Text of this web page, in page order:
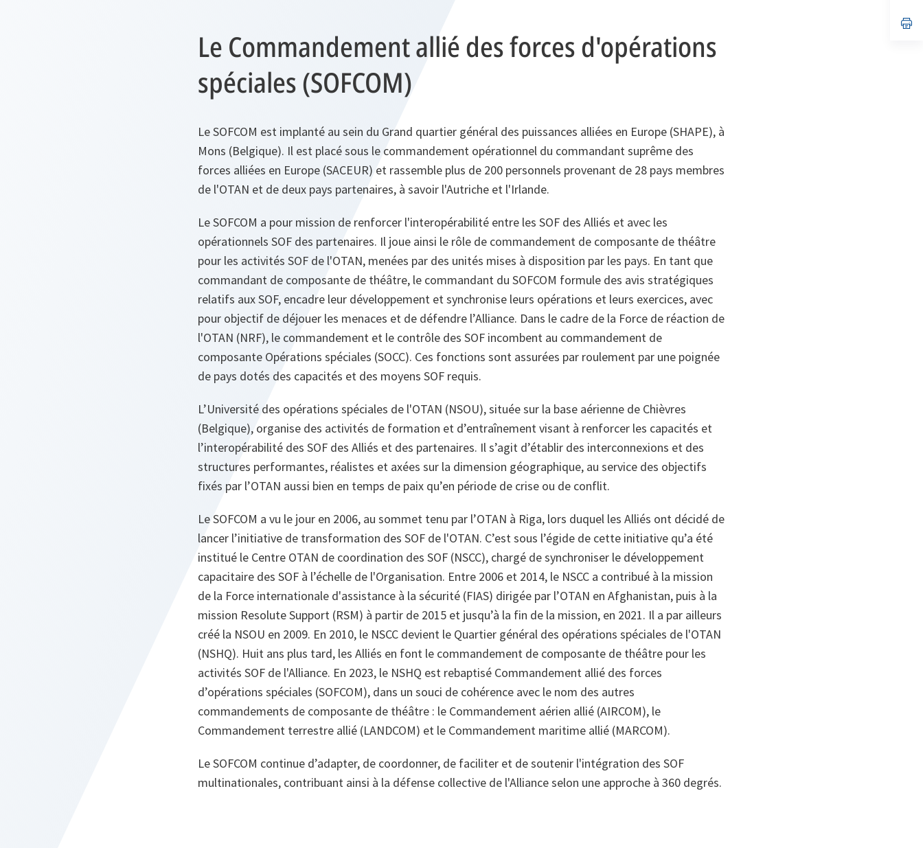
Le Commandement allié des forces d'opérations
spéciales (SOFCOM)
Le SOFCOM est implanté au sein du Grand quartier général des puissances alliées en Europe (SHAPE), à
Mons (Belgique). Il est placé sous le commandement opérationnel du commandant suprême des
forces alliées en Europe (SACEUR) et rassemble plus de 200 personnels provenant de 28 pays membres
de l'OTAN et de deux pays partenaires, à savoir l'Autriche et l'Irlande.
Le SOFCOM a pour mission de renforcer l'interopérabilité entre les SOF des Alliés et avec les
opérationnels SOF des partenaires. Il joue ainsi le rôle de commandement de composante de théâtre
pour les activités SOF de l'OTAN, menées par des unités mises à disposition par les pays. En tant que
commandant de composante de théâtre, le commandant du SOFCOM formule des avis stratégiques
relatifs aux SOF, encadre leur développement et synchronise leurs opérations et leurs exercices, avec
pour objectif de déjouer les menaces et de défendre l’Alliance. Dans le cadre de la Force de réaction de
l'OTAN (NRF), le commandement et le contrôle des SOF incombent au commandement de
composante Opérations spéciales (SOCC). Ces fonctions sont assurées par roulement par une poignée
de pays dotés des capacités et des moyens SOF requis.
L’Université des opérations spéciales de l'OTAN (NSOU), située sur la base aérienne de Chièvres
(Belgique), organise des activités de formation et d’entraînement visant à renforcer les capacités et
l’interopérabilité des SOF des Alliés et des partenaires. Il s’agit d’établir des interconnexions et des
structures performantes, réalistes et axées sur la dimension géographique, au service des objectifs
fixés par l’OTAN aussi bien en temps de paix qu’en période de crise ou de conflit.
Le SOFCOM a vu le jour en 2006, au sommet tenu par l’OTAN à Riga, lors duquel les Alliés ont décidé de
lancer l’initiative de transformation des SOF de l'OTAN. C’est sous l’égide de cette initiative qu’a été
institué le Centre OTAN de coordination des SOF (NSCC), chargé de synchroniser le développement
capacitaire des SOF à l’échelle de l'Organisation. Entre 2006 et 2014, le NSCC a contribué à la mission
de la Force internationale d'assistance à la sécurité (FIAS) dirigée par l’OTAN en Afghanistan, puis à la
mission Resolute Support (RSM) à partir de 2015 et jusqu’à la fin de la mission, en 2021. Il a par ailleurs
créé la NSOU en 2009. En 2010, le NSCC devient le Quartier général des opérations spéciales de l'OTAN
(NSHQ). Huit ans plus tard, les Alliés en font le commandement de composante de théâtre pour les
activités SOF de l'Alliance. En 2023, le NSHQ est rebaptisé Commandement allié des forces
d’opérations spéciales (SOFCOM), dans un souci de cohérence avec le nom des autres
commandements de composante de théâtre : le Commandement aérien allié (AIRCOM), le
Commandement terrestre allié (LANDCOM) et le Commandement maritime allié (MARCOM).
Le SOFCOM continue d’adapter, de coordonner, de faciliter et de soutenir l'intégration des SOF
multinationales, contribuant ainsi à la défense collective de l'Alliance selon une approche à 360 degrés.